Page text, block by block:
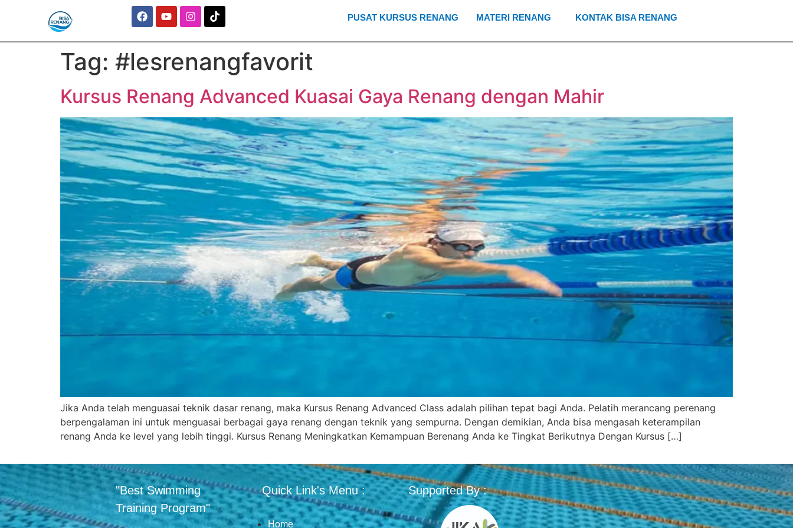
PUSAT KURSUS RENANG MATERI RENANG KONTAK BISA RENANG
Tag: #lesrenangfavorit
Kursus Renang Advanced Kuasai Gaya Renang dengan Mahir
Jika Anda telah menguasai teknik dasar renang, maka Kursus Renang Advanced Class adalah pilihan tepat bagi Anda. Pelatih merancang perenang
berpengalaman ini untuk menguasai berbagai gaya renang dengan teknik yang sempurna. Dengan demikian, Anda bisa mengasah keterampilan
renang Anda ke level yang lebih tinggi. Kursus Renang Meningkatkan Kemampuan Berenang Anda ke Tingkat Berikutnya Dengan Kursus […]
"Best Swimming
Training Program"
Quick Link's Menu :
Home
Supported By :